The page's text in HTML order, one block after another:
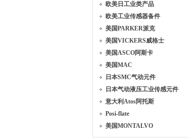
欧美日工业类产品
欧美工业传感器备件
美国PARKER派克
美国VICKERS威格士
美国ASCO阿斯卡
美国MAC
日本SMC气动元件
日本气动液压工业传感元件
意大利Atos阿托斯
Posi-flate
美国MONTALVO